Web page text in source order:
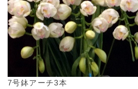
7号鉢アーチ3本